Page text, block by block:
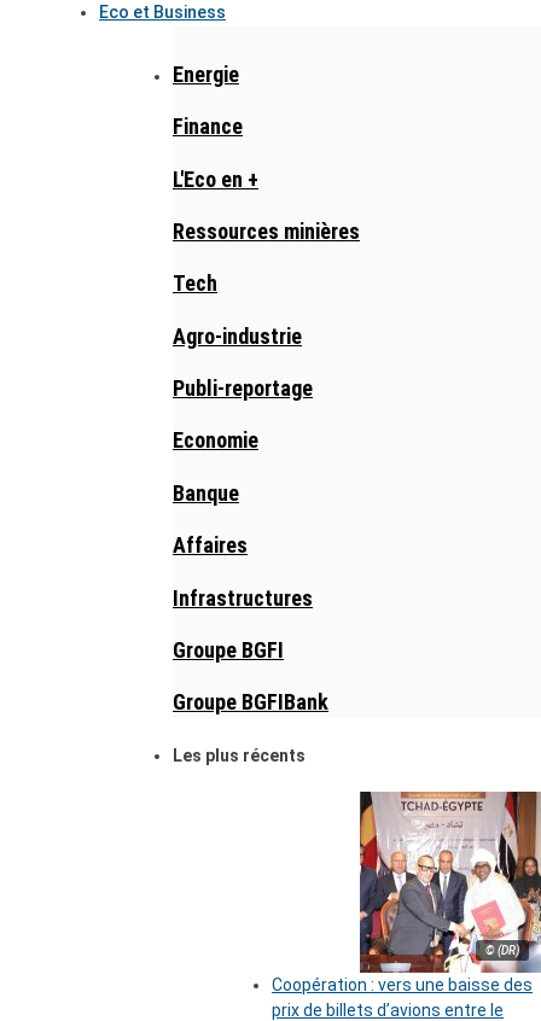
Eco et Business
Energie
Finance
L'Eco en +
Ressources minières
Tech
Agro-industrie
Publi-reportage
Economie
Banque
Affaires
Infrastructures
Groupe BGFI
Groupe BGFIBank
Les plus récents
© (DR)
Coopération : vers une baisse des
prix de billets d’avions entre le